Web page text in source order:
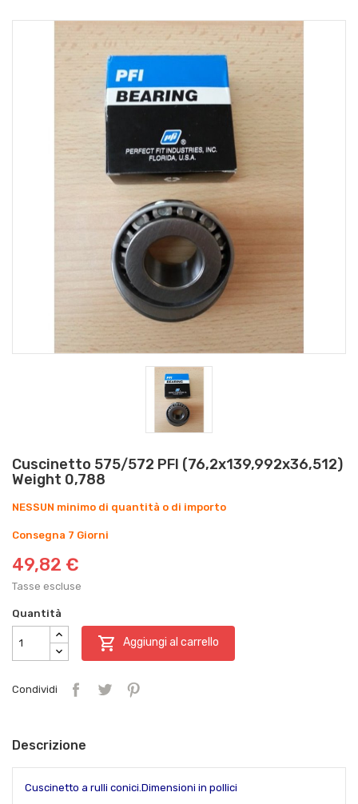
Cuscinetto 575/572 PFI (76,2x139,992x36,512)
Weight 0,788
NESSUN minimo di quantità o di importo
Consegna 7 Giorni
49,82 €
Tasse escluse
Quantità
 Aggiungi al carrello
Condividi
Descrizione
Cuscinetto a rulli conici.Dimensioni in pollici